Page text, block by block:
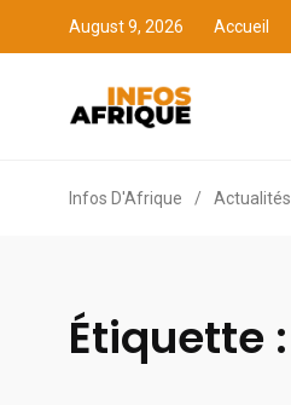
August 9, 2026 Accueil
Infos D'Afrique / Actualités
Étiquette :